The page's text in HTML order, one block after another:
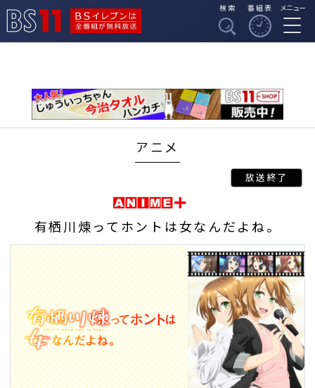
BSイレブンは全番組
検索 番組表 メニュー
アニメ
有栖川煉ってホントは女なんだよね。